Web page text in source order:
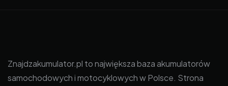
Znajdzakumulator.pl to największa baza akumulatorów
samochodowych i motocyklowych w Polsce. Strona